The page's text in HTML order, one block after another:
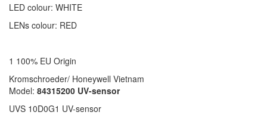
LED colour: WHITE
LENs colour: RED
1 100% EU Origin
Kromschroeder/ Honeywell Vietnam
Model: 84315200 UV-sensor
UVS 10D0G1 UV-sensor